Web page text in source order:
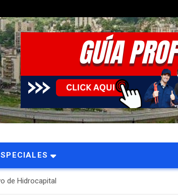
de Hidrocapital